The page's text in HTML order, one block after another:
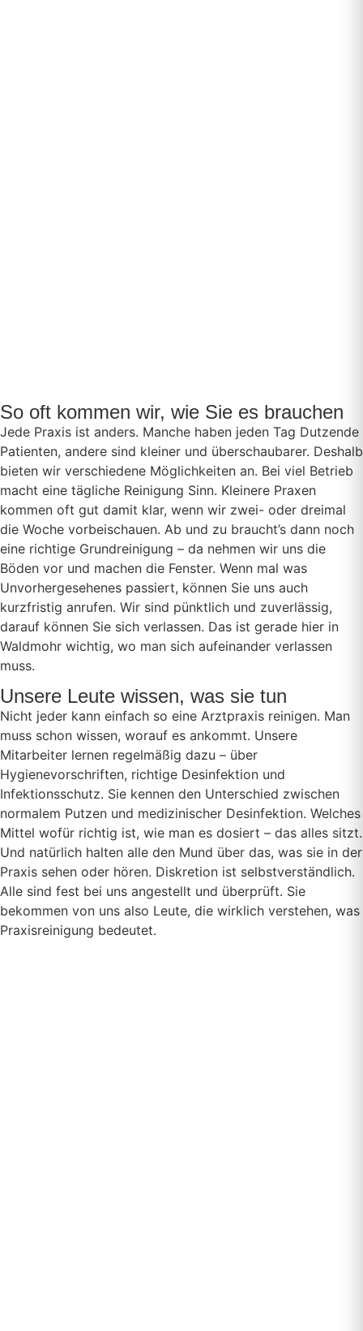
So oft kommen wir, wie Sie es brauchen
Jede Praxis ist anders. Manche haben jeden Tag Dutzende
Patienten, andere sind kleiner und überschaubarer. Deshalb
bieten wir verschiedene Möglichkeiten an. Bei viel Betrieb
macht eine tägliche Reinigung Sinn. Kleinere Praxen
kommen oft gut damit klar, wenn wir zwei- oder dreimal
die Woche vorbeischauen. Ab und zu braucht’s dann noch
eine richtige Grundreinigung – da nehmen wir uns die
Böden vor und machen die Fenster. Wenn mal was
Unvorhergesehenes passiert, können Sie uns auch
kurzfristig anrufen. Wir sind pünktlich und zuverlässig,
darauf können Sie sich verlassen. Das ist gerade hier in
Waldmohr wichtig, wo man sich aufeinander verlassen
muss.
Unsere Leute wissen, was sie tun
Nicht jeder kann einfach so eine Arztpraxis reinigen. Man
muss schon wissen, worauf es ankommt. Unsere
Mitarbeiter lernen regelmäßig dazu – über
Hygienevorschriften, richtige Desinfektion und
Infektionsschutz. Sie kennen den Unterschied zwischen
normalem Putzen und medizinischer Desinfektion. Welches
Mittel wofür richtig ist, wie man es dosiert – das alles sitzt.
Und natürlich halten alle den Mund über das, was sie in der
Praxis sehen oder hören. Diskretion ist selbstverständlich.
Alle sind fest bei uns angestellt und überprüft. Sie
bekommen von uns also Leute, die wirklich verstehen, was
Praxisreinigung bedeutet.